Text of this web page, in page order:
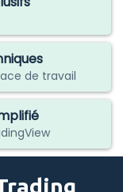
de travail